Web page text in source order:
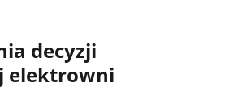
decyzji
elektrowni